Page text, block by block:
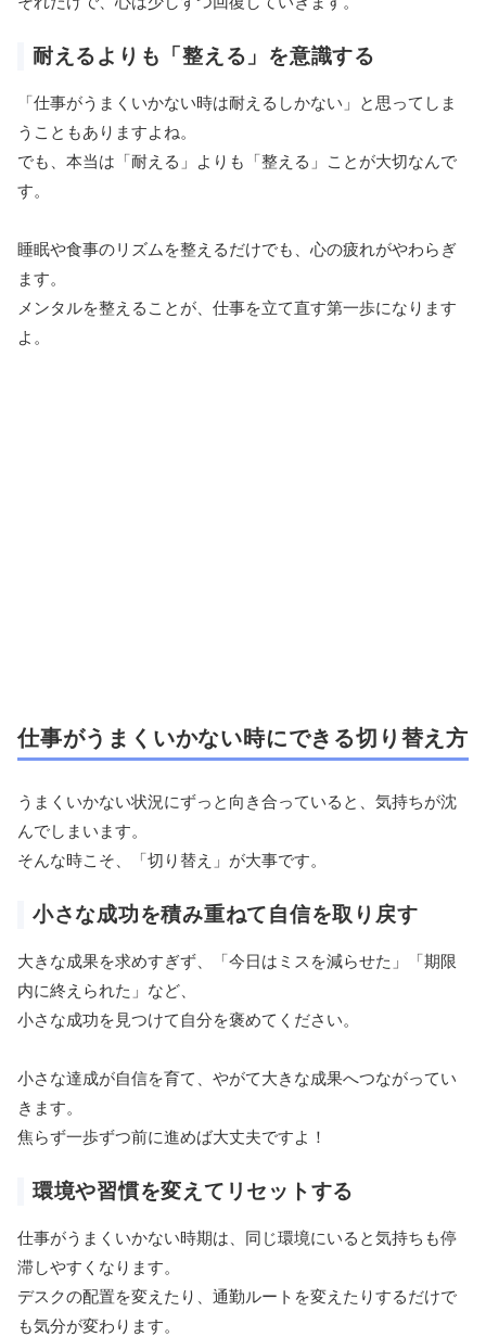
耐えるよりも「整える」を意識する
「仕事がうまくいかない時は耐えるしかない」と思ってしま
うこともありますよね。
でも、本当は「耐える」よりも「整える」ことが大切なんで
す。
睡眠や食事のリズムを整えるだけでも、心の疲れがやわらぎ
ます。
メンタルを整えることが、仕事を立て直す第一歩になります
よ。
仕事がうまくいかない時にできる切り替え方
うまくいかない状況にずっと向き合っていると、気持ちが沈
んでしまいます。
そんな時こそ、「切り替え」が大事です。
小さな成功を積み重ねて自信を取り戻す
大きな成果を求めすぎず、「今日はミスを減らせた」「期限
内に終えられた」など、
小さな成功を見つけて自分を褒めてください。
小さな達成が自信を育て、やがて大きな成果へつながってい
きます。
焦らず一歩ずつ前に進めば大丈夫ですよ！
環境や習慣を変えてリセットする
仕事がうまくいかない時期は、同じ環境にいると気持ちも停
滞しやすくなります。
デスクの配置を変えたり、通勤ルートを変えたりするだけで
も気分が変わります。